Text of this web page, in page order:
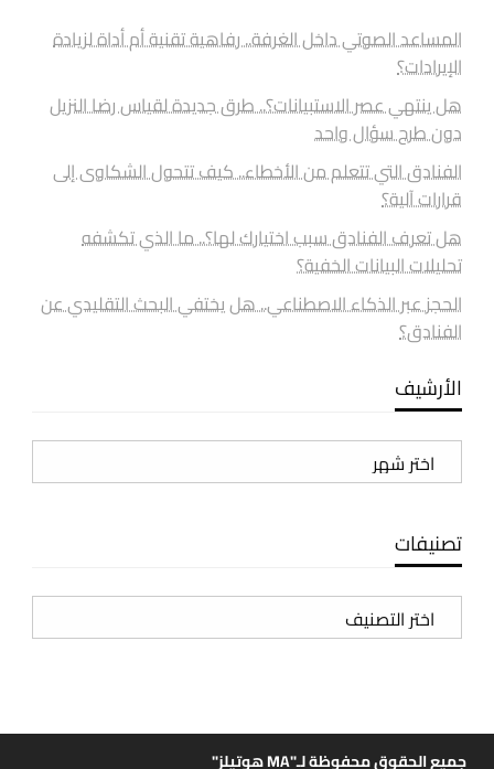
المساعد الصوتي داخل الغرفة.. رفاهية تقنية أم أداة لزيادة
الإيرادات؟
هل ينتهي عصر الاستبيانات؟.. طرق جديدة لقياس رضا النزيل
دون طرح سؤال واحد
الفنادق التي تتعلم من الأخطاء.. كيف تتحول الشكاوى إلى
قرارات آلية؟
هل تعرف الفنادق سبب اختيارك لها؟.. ما الذي تكشفه
تحليلات البيانات الخفية؟
الحجز عبر الذكاء الاصطناعي.. هل يختفي البحث التقليدي عن
الفنادق؟
الأرشيف
الأرشيف
تصنيفات
تصنيفات
جميع الحقوق محفوظة لـ"MA هوتيلز"